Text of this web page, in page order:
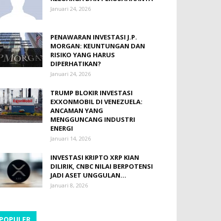
Januari 24, 2026
PENAWARAN INVESTASI J.P.
MORGAN: KEUNTUNGAN DAN
RISIKO YANG HARUS
DIPERHATIKAN?
Januari 24, 2026
TRUMP BLOKIR INVESTASI
EXXONMOBIL DI VENEZUELA:
ANCAMAN YANG
MENGGUNCANG INDUSTRI
ENERGI
Januari 14, 2026
INVESTASI KRIPTO XRP KIAN
DILIRIK, CNBC NILAI BERPOTENSI
JADI ASET UNGGULAN...
Januari 8, 2026